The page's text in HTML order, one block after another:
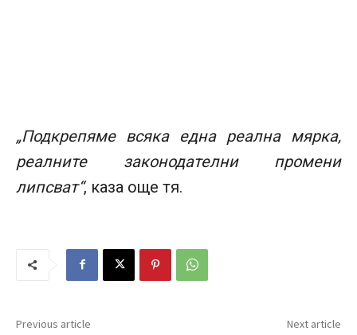
„Подкрепяме всяка една реална мярка,
реалните законодателни промени
липсват“, каза още тя.
Previous article Next article